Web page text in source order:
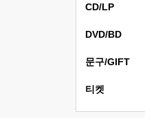
CD/LP
DVD/BD
문구/GIFT
티켓